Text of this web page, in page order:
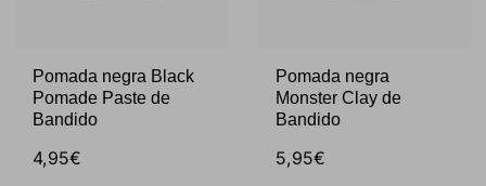
Pomada negra Black
Pomade Paste de
Bandido
4,95€
Pomada negra
Monster Clay de
Bandido
5,95€